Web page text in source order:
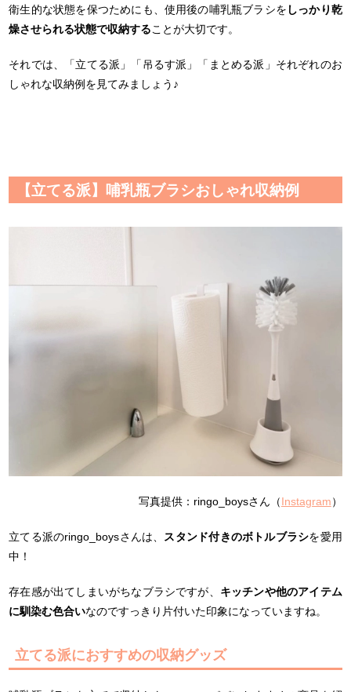
衛生的な状態を保つためにも、使用後の哺乳瓶ブラシを しっかり乾
燥させられる状態で収納することが大切です。
それでは、「立てる派」「吊るす派」「まとめる派」それぞれのお
しゃれな収納例を見てみましょう♪
【立てる派】哺乳瓶ブラシおしゃれ収納例
写真提供：ringo_boysさん（Instagram）
立てる派のringo_boysさんは、 スタンド付きのボトルブラシを愛用
中！
存在感が出てしまいがちなブラシですが、 キッチンや他のアイテム
に馴染む色合いなのですっきり片付いた印象になっていますね。
立てる派におすすめの収納グッズ